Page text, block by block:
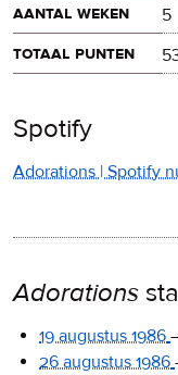
aantal weken
5
totaal punten
Spotify
Adorations | Spotify
Adorations
19 augustus 1986
26 augustus 1986